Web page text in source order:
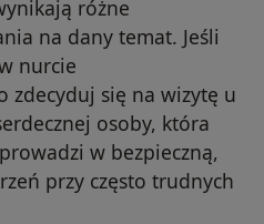
różne
na dany temat. Jeśli
nurcie
zdecyduj się na wizytę u
osoby, która
w bezpieczną,
przy często trudnych